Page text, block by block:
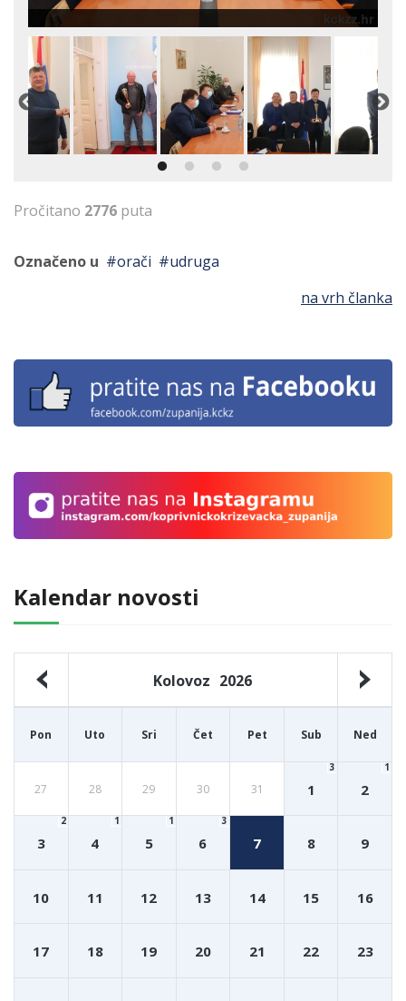
Kalendar novosti
Kolovoz 2026
Pon Uto Sri Čet Pet Sub Ned
27 28 29 30 31 1
3
2
1
3
2
4
1
5
1
6
3
7 8 9
10 11 12 13 14 15 16
17 18 19 20 21 22 23
Pročitano 2776 puta
Označeno u orači
udruga
na vrh članka